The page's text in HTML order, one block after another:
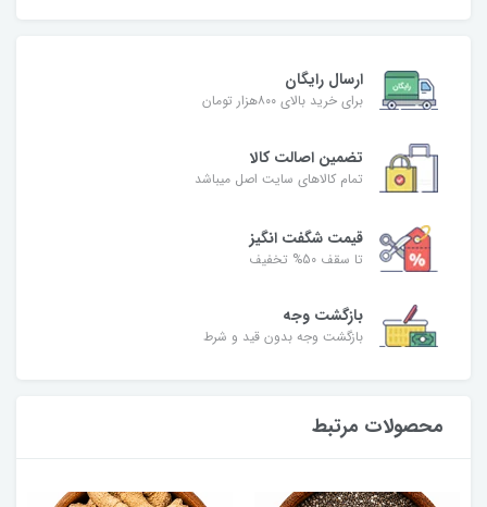
ارسال رایگان
برای خرید بالای ۸۰۰هزار تومان
تضمین اصالت کالا
تمام کالاهای سایت اصل میباشد
قیمت شگفت انگیز
تا سقف 50% تخفیف
بازگشت وجه
بازگشت وجه بدون قید و شرط
محصولات مرتبط